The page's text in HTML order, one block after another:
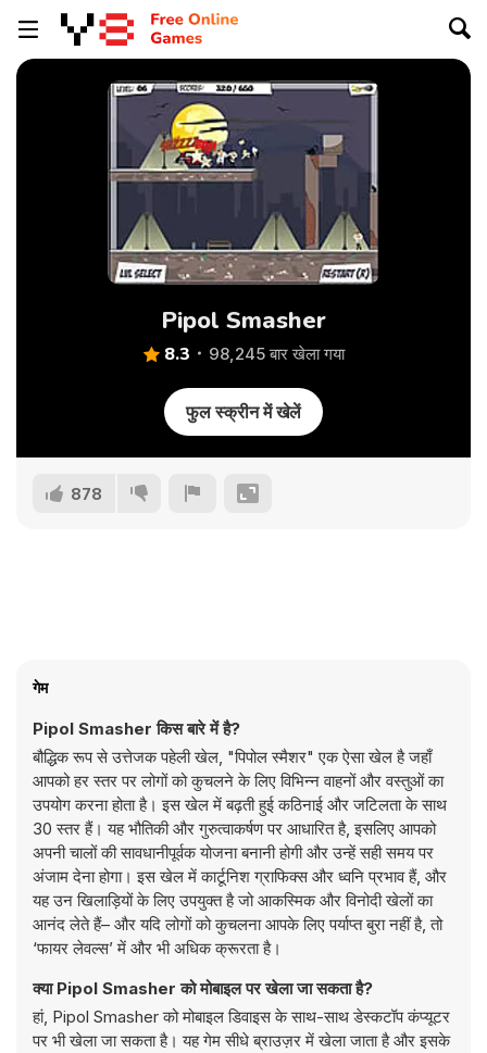
Pipol Smasher
8.3 98,245 बार खेला गया
फुल स्क्रीन में खेलें
878
गेम
Pipol Smasher किस बारे में है?
बौद्धिक रूप से उत्तेजक पहेली खेल, "पिपोल स्मैशर" एक ऐसा खेल है जहाँ
आपको हर स्तर पर लोगों को कुचलने के लिए विभिन्न वाहनों और वस्तुओं का
उपयोग करना होता है। इस खेल में बढ़ती हुई कठिनाई और जटिलता के साथ
30 स्तर हैं। यह भौतिकी और गुरुत्वाकर्षण पर आधारित है, इसलिए आपको
अपनी चालों की सावधानीपूर्वक योजना बनानी होगी और उन्हें सही समय पर
अंजाम देना होगा। इस खेल में कार्टूनिश ग्राफिक्स और ध्वनि प्रभाव हैं, और
यह उन खिलाड़ियों के लिए उपयुक्त है जो आकस्मिक और विनोदी खेलों का
आनंद लेते हैं– और यदि लोगों को कुचलना आपके लिए पर्याप्त बुरा नहीं है, तो
‘फायर लेवल्स’ में और भी अधिक क्रूरता है।
क्या Pipol Smasher को मोबाइल पर खेला जा सकता है?
हां, Pipol Smasher को मोबाइल डिवाइस के साथ-साथ डेस्कटॉप कंप्यूटर
पर भी खेला जा सकता है। यह गेम सीधे ब्राउज़र में खेला जाता है और इसके